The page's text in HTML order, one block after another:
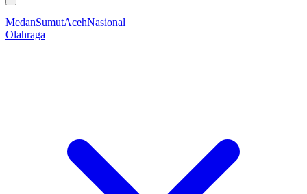
MedanSumutAcehNasional
Olahraga